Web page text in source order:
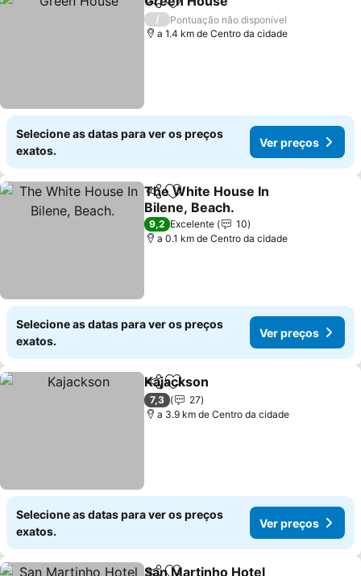
PartilharAdicionar aos favoritos
/
Pontuação não disponível
a 1.4 km de Centro da cidade
Selecione as datas para ver os preços
exatos.
Ver preços
PartilharAdicionar aos favoritos
The White House In
Bilene, Beach.
Ver preços
9,2 Excelente
10
a 0.1 km de Centro da cidade
Selecione as datas para ver os preços
exatos.
Ver preços
PartilharAdicionar aos favoritos
Kajackson
7,3
27
a 3.9 km de Centro da cidade
Selecione as datas para ver os preços
exatos.
Ver preços
San Martinho Hotel